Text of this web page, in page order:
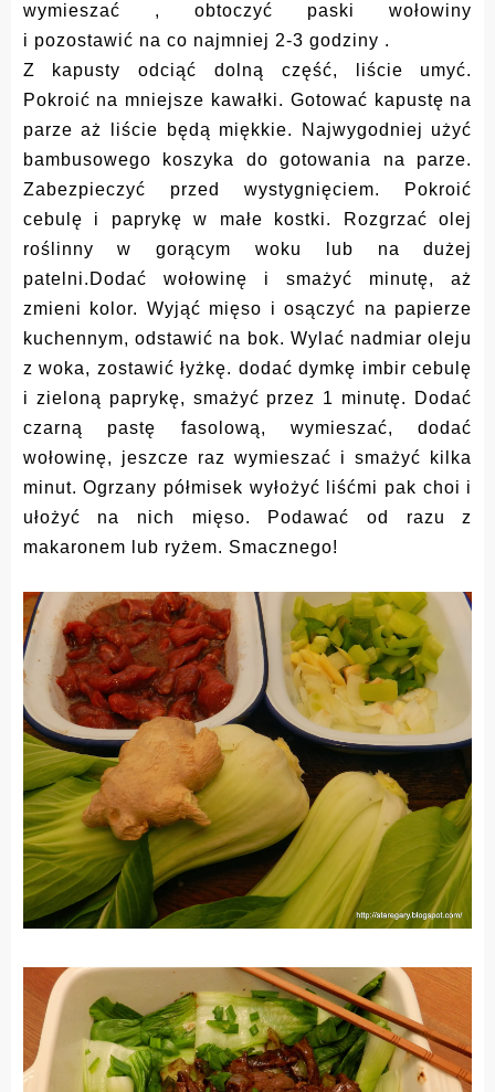
wymieszać , obtoczyć paski wołowiny
i pozostawić na co najmniej 2-3 godziny .
Z kapustyodciąć dolną część, liście umyć.
Pokroić na mniejsze kawałki. Gotować kapustę na
parze aż liście będą miękkie. Najwygodniej użyć
bambusowego koszyka do gotowania na parze.
Zabezpieczyć przed wystygnięciem.
Pokroić
cebulę i paprykę w małe kostki. Rozgrzać olej
roślinny w gorącym woku lub na dużej
patelni.Dodać wołowinę i smażyć minutę, aż
zmieni kolor. Wyjąć mięso i osączyć na papierze
kuchennym, odstawić na bok. Wylać nadmiar oleju
z woka, zostawić łyżkę. dodać dymkę imbir cebulę
i zieloną paprykę, smażyć przez 1 minutę. Dodać
czarną pastę fasolową, wymieszać, dodać
wołowinę, jeszcze raz wymieszać i smażyć kilka
minut. Ogrzany półmisek wyłożyć liśćmi pak choi i
ułożyć na nich mięso. Podawać od razu z
makaronem lub ryżem. Smacznego!